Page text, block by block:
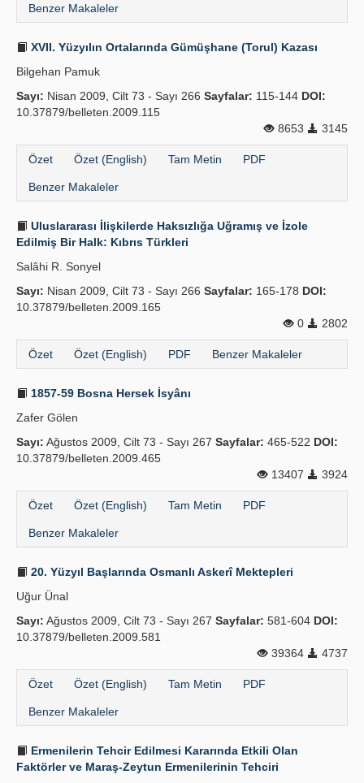
Benzer Makaleler
XVII. Yüzyılın Ortalarında Gümüşhane (Torul) Kazası
Bilgehan Pamuk
Sayı: Nisan 2009, Cilt 73 - Sayı 266 Sayfalar: 115-144 DOI:
10.37879/belleten.2009.115
8653
3145
Özet Özet (English) Tam Metin PDF
Benzer Makaleler
Uluslararası İlişkilerde Haksızlığa Uğramış ve İzole
Edilmiş Bir Halk: Kıbrıs Türkleri
Salâhi R. Sonyel
Sayı: Nisan 2009, Cilt 73 - Sayı 266 Sayfalar: 165-178 DOI:
10.37879/belleten.2009.165
0
2802
Özet Özet (English) PDF Benzer Makaleler
1857-59 Bosna Hersek İsyânı
Zafer Gölen
Sayı: Ağustos 2009, Cilt 73 - Sayı 267 Sayfalar: 465-522 DOI:
10.37879/belleten.2009.465
13407
3924
Özet Özet (English) Tam Metin PDF
Benzer Makaleler
20. Yüzyıl Başlarında Osmanlı Askerî Mektepleri
Uğur Ünal
Sayı: Ağustos 2009, Cilt 73 - Sayı 267 Sayfalar: 581-604 DOI:
10.37879/belleten.2009.581
39364
4737
Özet Özet (English) Tam Metin PDF
Benzer Makaleler
Ermenilerin Tehcir Edilmesi Kararında Etkili Olan
Faktörler ve Maraş-Zeytun Ermenilerinin Tehciri